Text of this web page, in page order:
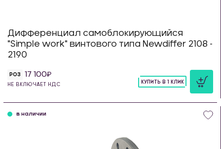
Дифференциал самоблокирующийся
"Simple work" винтового типа Newdiffer 2108 -
2190
РОЗ 17 100
НЕ ВКЛЮЧАЕТ НДС
КУПИТЬ В 1 КЛИК
в наличии